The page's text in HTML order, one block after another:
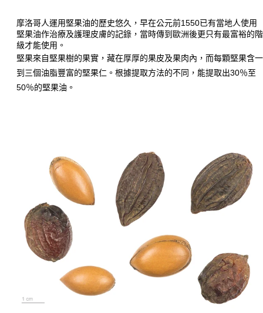
摩洛哥人運用堅果油的歷史悠久，早在公元前1550已有當地人使用
堅果油作治療及護理皮膚的記錄，當時傳到歐洲後更只有最富裕的階
級才能使用。
堅果來自堅果樹的果實，藏在厚厚的果皮及果肉內，而每顆堅果含一
到三個油脂豐富的堅果仁。根據提取方法的不同，能提取出30％至
50％的堅果油。